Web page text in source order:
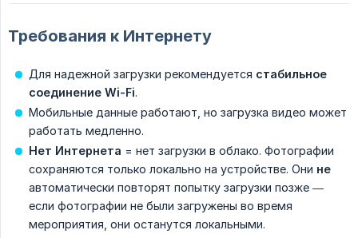
Требования к Интернету
Для надежной загрузки рекомендуется стабильное
соединение Wi-Fi.
Мобильные данные работают, но загрузка видео может
работать медленно.
Нет Интернета = нет загрузки в облако. Фотографии
сохраняются только локально на устройстве. Они не
автоматически повторят попытку загрузки позже —
если фотографии не были загружены во время
мероприятия, они останутся локальными.